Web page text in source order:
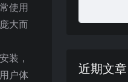
使用
大而
装，
户体
近期文章